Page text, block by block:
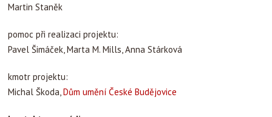
Martin Staněk
pomoc při realizaci projektu:
Pavel Šimáček, Marta M. Mills, Anna Stárková
kmotr projektu:
Michal Škoda, Dům umění České Budějovice